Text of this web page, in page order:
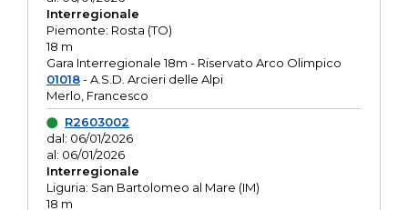
Interregionale
Piemonte: Rosta (TO)
18 m
Gara Interregionale 18m - Riservato Arco Olimpico
01018- A.S.D. Arcieri delle Alpi
Merlo, Francesco
R2603002
dal: 06/01/2026
al: 06/01/2026
Interregionale
Liguria: San Bartolomeo al Mare (IM)
18 m